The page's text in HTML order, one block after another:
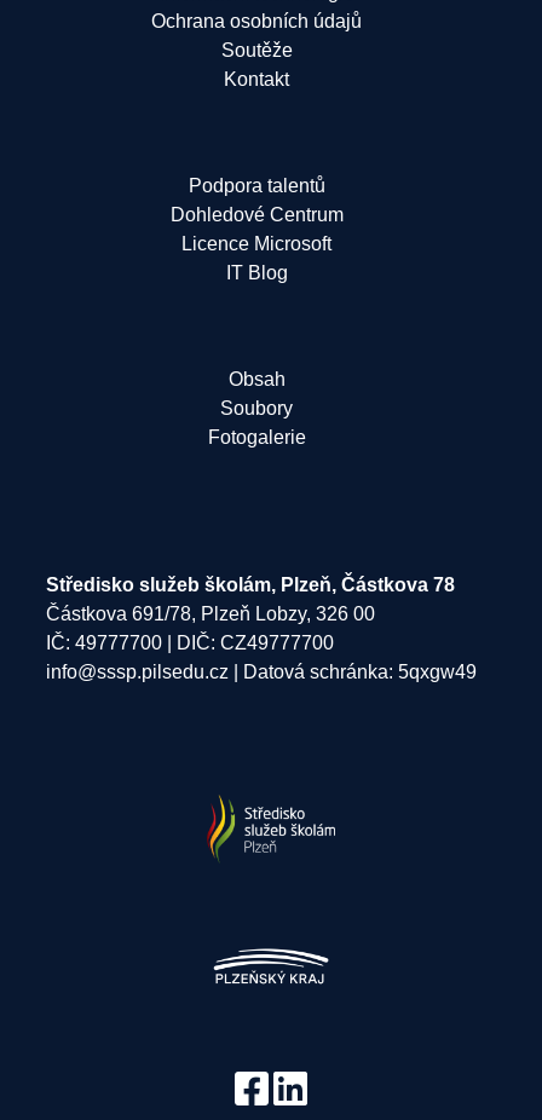
Ochrana osobních údajů
Soutěže
Kontakt
Podpora talentů
Dohledové Centrum
Licence Microsoft
IT Blog
Obsah
Soubory
Fotogalerie
Středisko služeb školám, Plzeň, Částkova 78
Částkova 691/78, Plzeň Lobzy, 326 00
IČ: 49777700 | DIČ: CZ49777700
info@sssp.pilsedu.cz | Datová schránka: 5qxgw49